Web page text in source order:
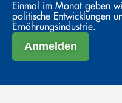
Einmal im Monat geben
politische Entwicklungen
Ernährungsindustrie.
Anmelden